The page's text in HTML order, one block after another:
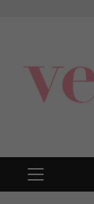
PRIMARY
MENU